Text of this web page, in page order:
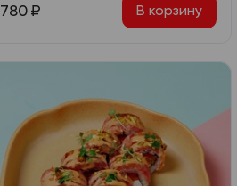
780 ₽ В корзину